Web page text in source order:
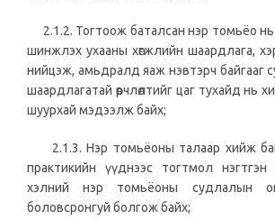
2.1.2. Тогтоож баталсан нэр томьёо
шинжлэх ухааны хөгжлийн шаардлага,
нийцэж, амьдралд яаж нэвтэрч байгааг
шаардлагатай өөрчлөлтийг цаг тухайд нь
шуурхай мэдээлж байх;
2.1.3. Нэр томьёоны талаар хийж
практикийн үүднээс тогтмол
хэлний нэр томьёоны судлалын
боловсронгуй болгож байх;